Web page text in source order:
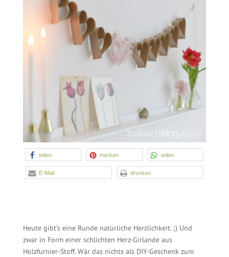
teilen merken teilen
E-Mail drucken
Heute gibt’s eine Runde natürliche Herzlichkeit. ;) Und
zwar in Form einer schlichten Herz-Girlande aus
Holzfurnier-Stoff. Wär das nichts als DIY-Geschenk zum